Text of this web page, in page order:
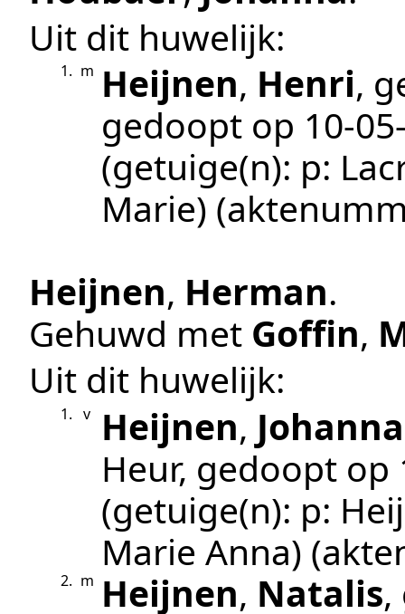
Uit dit huwelijk:
1. m Heijnen, Henri,
gedoopt op
(getuige(n): p:
Marie)
Heijnen, Herman.
Gehuwd met Goffin,
Uit dit huwelijk:
1. v Heijnen,
Heur, gedoopt op
(getuige(n): p:
Marie Anna)
2. m Heijnen, Natalis